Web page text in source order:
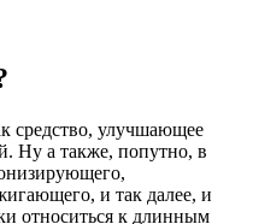
средство, улучшающее
Ну а также, попутно, в
и так далее, и
относиться к длинным